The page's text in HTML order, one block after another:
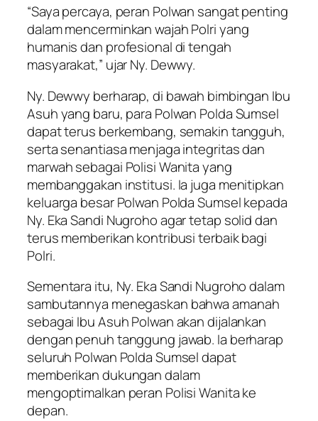
“Saya percaya, peran Polwan sangat penting
dalam mencerminkan wajah Polri yang
humanis dan profesional di tengah
masyarakat,” ujar Ny. Dewwy.
Ny. Dewwy berharap, di bawah bimbingan Ibu
Asuh yang baru, para Polwan Polda Sumsel
dapat terus berkembang, semakin tangguh,
serta senantiasa menjaga integritas dan
marwah sebagai Polisi Wanita yang
membanggakan institusi. Ia juga menitipkan
keluarga besar Polwan Polda Sumsel kepada
Ny. Eka Sandi Nugroho agar tetap solid dan
terus memberikan kontribusi terbaik bagi
Polri.
Sementara itu, Ny. Eka Sandi Nugroho dalam
sambutannya menegaskan bahwa amanah
sebagai Ibu Asuh Polwan akan dijalankan
dengan penuh tanggung jawab. Ia berharap
seluruh Polwan Polda Sumsel dapat
memberikan dukungan dalam
mengoptimalkan peran Polisi Wanita ke
depan.